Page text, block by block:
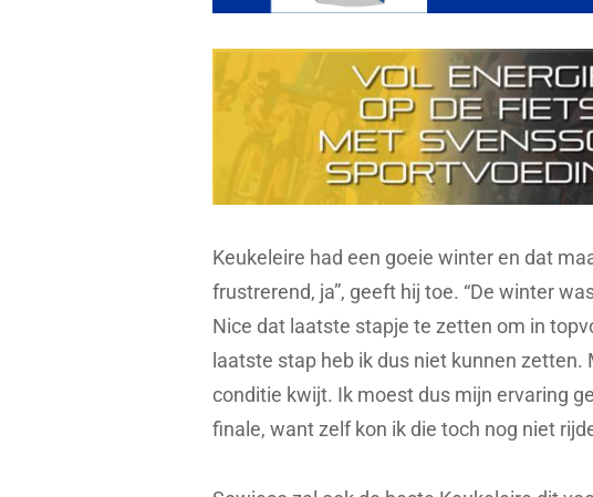
Keukeleire had een goeie winter en dat
frustrerend, ja”, geeft hij toe. “De winter
Nice dat laatste stapje te zetten om in
laatste stap heb ik dus niet kunnen
conditie kwijt. Ik moest dus mijn ervaring
finale, want zelf kon ik die toch nog niet